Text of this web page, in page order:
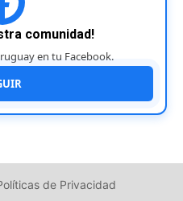
comunidad!
en tu Facebook.
de Privacidad